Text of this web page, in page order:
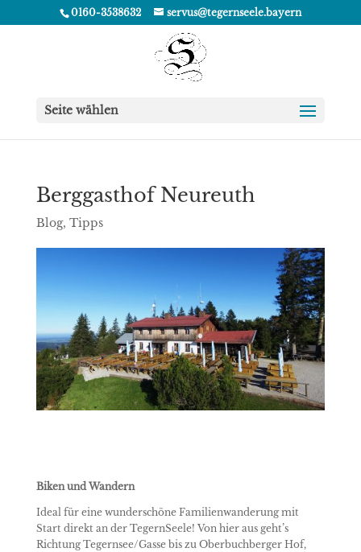
0160-3538632 servus@tegernseele.bayern
Seite wählen
Berggasthof Neureuth
Blog, Tipps
Biken und Wandern
Ideal für eine wunderschöne Familienwanderung mit
Start direkt an der TegernSeele! Von hier aus geht’s
Richtung Tegernsee/Gasse bis zu Oberbuchberger Hof,